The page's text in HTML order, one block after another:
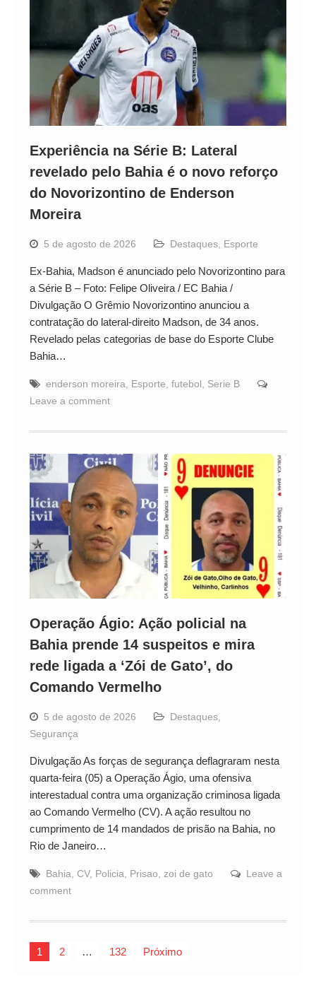
Experiência na Série B: Lateral
revelado pelo Bahia é o novo reforço
do Novorizontino de Enderson
Moreira
5 de agosto de 2026 Destaques, Esporte
Ex-Bahia, Madson é anunciado pelo Novorizontino para
a Série B – Foto: Felipe Oliveira / EC Bahia /
Divulgação O Grêmio Novorizontino anunciou a
contratação do lateral-direito Madson, de 34 anos.
Revelado pelas categorias de base do Esporte Clube
Bahia…
enderson moreira Esporte futebol
Serie B
Leave a comment
Operação Ágio: Ação policial na
Bahia prende 14 suspeitos e mira
rede ligada a ‘Zói de Gato’, do
Comando Vermelho
5 de agosto de 2026 Destaques,
Segurança
Divulgação As forças de segurança deflagraram nesta
quarta-feira (05) a Operação Ágio, uma ofensiva
interestadual contra uma organização criminosa ligada
ao Comando Vermelho (CV). A ação resultou no
cumprimento de 14 mandados de prisão na Bahia, no
Rio de Janeiro…
Bahia CV, Policia Prisao zoi de gato
Leave a
comment
Paginação
1 2 … 132 Próximo